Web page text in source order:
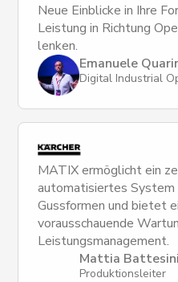
Neue Einblicke in Ihre
Leistung in Richtung
lenken.
Emanuele
Digital Industrial
MATIX ermöglicht ein
automatisiertes System
Gussformen und bietet
vorausschauende
Leistungsmanagement.
Mattia Battesini
Produktionsleiter